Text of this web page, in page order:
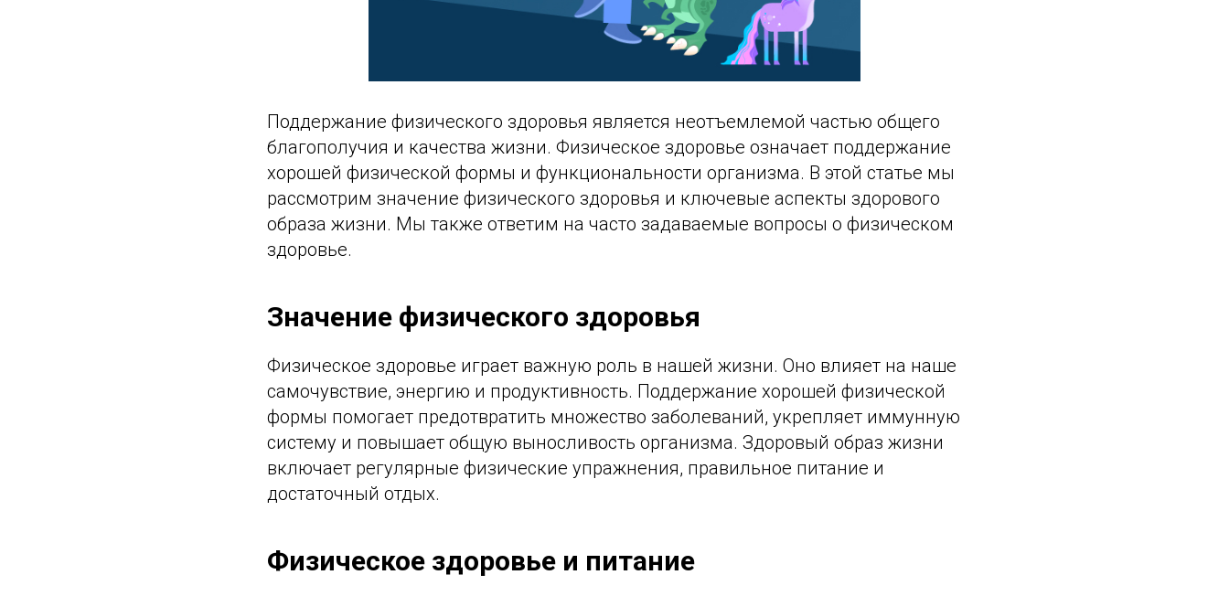
Поддержание физического здоровья является неотъемлемой частью общего
благополучия и качества жизни. Физическое здоровье означает поддержание
хорошей физической формы и функциональности организма. В этой статье мы
рассмотрим значение физического здоровья и ключевые аспекты здорового
образа жизни. Мы также ответим на часто задаваемые вопросы о физическом
здоровье.
Значение физического здоровья
Физическое здоровье играет важную роль в нашей жизни. Оно влияет на наше
самочувствие, энергию и продуктивность. Поддержание хорошей физической
формы помогает предотвратить множество заболеваний, укрепляет иммунную
систему и повышает общую выносливость организма. Здоровый образ жизни
включает регулярные физические упражнения, правильное питание и
достаточный отдых.
Физическое здоровье и питание